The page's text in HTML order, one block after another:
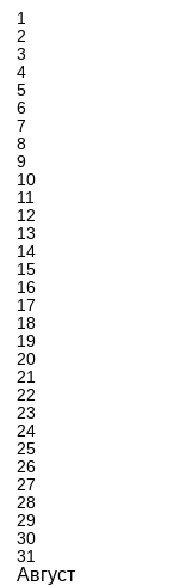
1
2
3
4
5
6
7
8
9
10
11
12
13
14
15
16
17
18
19
20
21
22
23
24
25
26
27
28
29
30
31
Август